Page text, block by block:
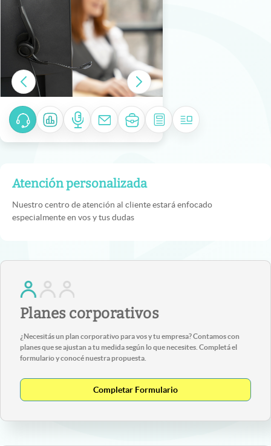
Atención personalizada
Nuestro centro de atención al cliente estará enfocado
especialmente en vos y tus dudas
Planes corporativos
¿Necesitás un plan corporativo para vos y tu empresa? Contamos con
planes que se ajustan a tu medida según lo que necesites. Completá el
formulario y conocé nuestra propuesta.
Completar Formulario